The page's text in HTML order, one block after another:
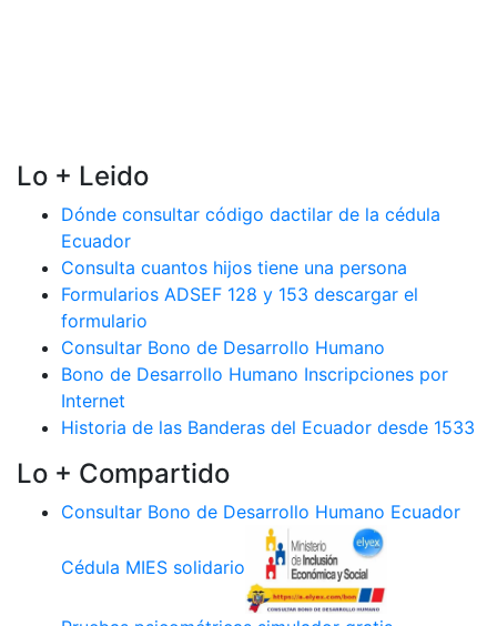
Lo + Leido
Dónde consultar código dactilar de la cédula
Ecuador
Consulta cuantos hijos tiene una persona
Formularios ADSEF 128 y 153 descargar el
formulario
Consultar Bono de Desarrollo Humano
Bono de Desarrollo Humano Inscripciones por
Internet
Historia de las Banderas del Ecuador desde 1533
Lo + Compartido
Consultar Bono de Desarrollo Humano Ecuador
Cédula MIES solidario